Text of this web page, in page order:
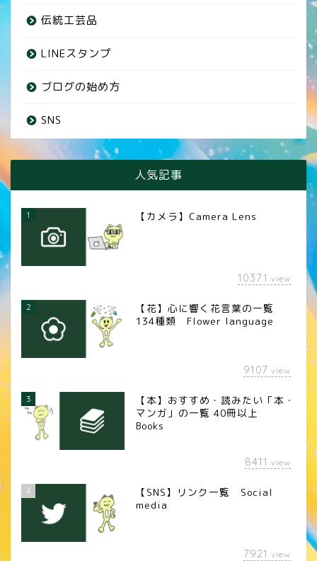
伝統工芸品
LINEスタンプ
ブログの始め方
SNS
人気記事
1 【カメラ】Camera Lens
10371 view
2
【花】心に響く花言葉の一覧
134種類 Flower language
9107 view
3
【本】おすすめ・読みたい「本・
マンガ」の一覧 40冊以上
Books
8411 view
4
【SNS】リンク一覧 Social
media
7921 view